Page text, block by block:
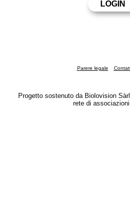
Parere legale
Progetto sostenuto da Biolovision
rete di associazioni